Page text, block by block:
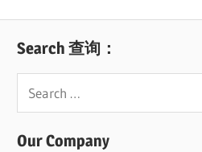
Search 查询：
Our Company